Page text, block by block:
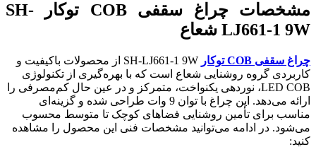
مشخصات چراغ سقفی COB توکار SH-
LJ661-1 9W شعاع
چراغ سقفی COB توکار
SH-LJ661-1 9W از محصولات باکیفیت و
کاربردی گروه روشنایی شعاع است که با بهره‌گیری از تکنولوژی
LED COB، نوردهی یکنواخت، متمرکز و در عین حال کم‌مصرفی را
ارائه می‌دهد. این چراغ با توان 9 وات طراحی شده و گزینه‌ای
مناسب برای تأمین روشنایی فضاهای کوچک تا متوسط محسوب
می‌شود. در ادامه می‌توانید مشخصات فنی این محصول را مشاهده
کنید: